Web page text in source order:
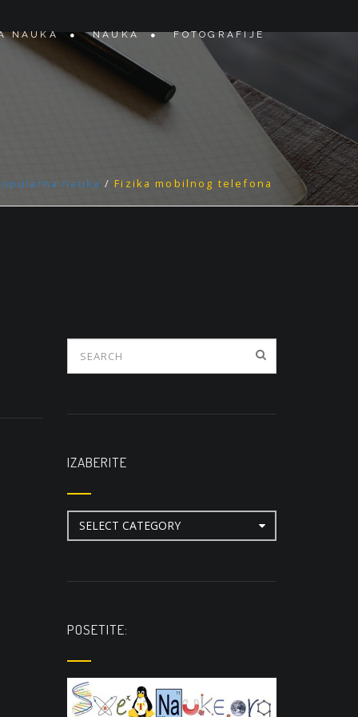
NAUKA NAUKA FOTOGRAFIJE
nauka / Fizika mobilnog telefona
IZABERITE
Izaberite
POSETITE: